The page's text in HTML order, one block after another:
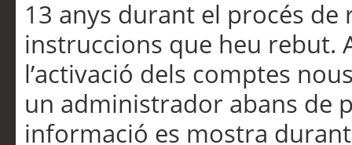
13 anys durant el procés de
instruccions que heu rebut.
l’activació dels comptes
un administrador abans de
informació es mostra